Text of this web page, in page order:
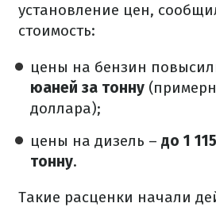
установление цен,
стоимость:
цены на бензин
юаней за тонну
доллара);
цены на дизель – до 1
тонну.
Такие расценки начали